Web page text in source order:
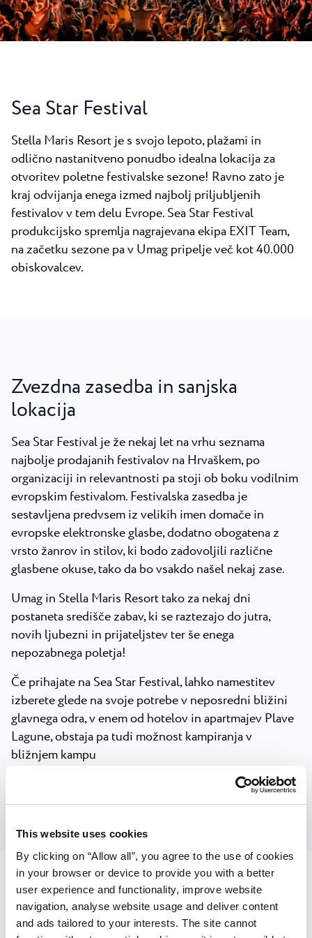
This website uses cookies
By clicking on “Allow all”, you agree to the use of cookies
in your browser or device to provide you with a better
user experience and functionality, improve website
navigation, analyse website usage and deliver content
and ads tailored to your interests. The site cannot
Camping Kanegra
Vsi kampi
Plaže
Plava Laguna Sport
Pepi Club
Raziščite vse
Novice
Kontakt
Sea Star Festival
Stella Maris Resort je s svojo lepoto, plažami in
odlično nastanitveno ponudbo idealna lokacija za
otvoritev poletne festivalske sezone! Ravno zato je
kraj odvijanja enega izmed najbolj priljubljenih
festivalov v tem delu Evrope. Sea Star Festival
produkcijsko spremlja nagrajevana ekipa EXIT Team,
na začetku sezone pa v Umag pripelje več kot 40.000
obiskovalcev.
Zvezdna zasedba in sanjska
lokacija
Sea Star Festival je že nekaj let na vrhu seznama
najbolje prodajanih festivalov na Hrvaškem, po
organizaciji in relevantnosti pa stoji ob boku vodilnim
evropskim festivalom. Festivalska zasedba je
sestavljena predvsem iz velikih imen domače in
evropske elektronske glasbe, dodatno obogatena z
vrsto žanrov in stilov, ki bodo zadovoljili različne
glasbene okuse, tako da bo vsakdo našel nekaj zase.
Umag in Stella Maris Resort tako za nekaj dni
postaneta središče zabav, ki se raztezajo do jutra,
novih ljubezni in prijateljstev ter še enega
nepozabnega poletja!
Če prihajate na Sea Star Festival, lahko namestitev
izberete glede na svoje potrebe v neposredni bližini
glavnega odra, v enem od hotelov in apartmajev Plave
Lagune, obstaja pa tudi možnost kampiranja v
bližnjem kampu
.
Ne zamudite naslednjega dogodka